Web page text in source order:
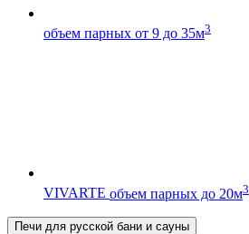
объем парных от 9 до 35м3
VIVARTE объем парных до 20м3
Печи для русской бани и сауны